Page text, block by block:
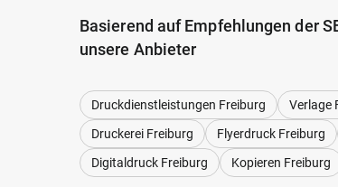
Basierend auf Empfehlungen der
unsere Anbieter
Druckdienstleistungen Freiburg Verlage
Druckerei Freiburg
Flyerdruck Freiburg
Digitaldruck Freiburg
Kopieren Freiburg